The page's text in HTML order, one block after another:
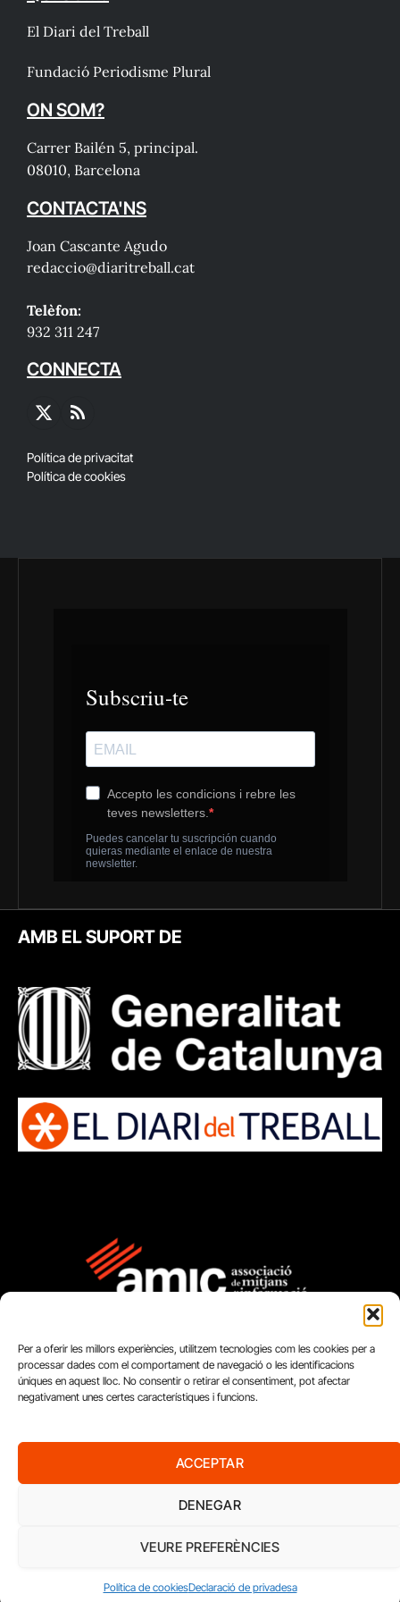
Per a oferir les millors experiències, utilitzem tecnologies com les cookies per a
processar dades com el comportament de navegació o les identificacions
úniques en aquest lloc. No consentir o retirar el consentiment, pot afectar
negativament unes certes característiques i funcions.
ACCEPTAR
DENEGAR
VEURE PREFERÈNCIES
Política de cookiesDeclaració de privadesa
El Diari del Treball
Fundació Periodisme Plural
ON SOM?
Carrer Bailén 5, principal.
08010, Barcelona
CONTACTA'NS
Joan Cascante Agudo
redaccio@diaritreball.cat
Telèfon:
932 311 247
CONNECTA
X
RSS
Política de privacitat
Política de cookies
AMB EL SUPORT DE
PERIODISME
PLURAL